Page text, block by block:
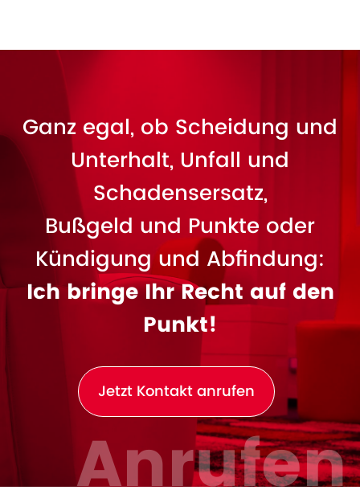
Ganz egal, ob Scheidung und
Unterhalt, Unfall und
Schadensersatz,
Bußgeld und Punkte oder
Kündigung und Abfindung:
Ich bringe Ihr Recht auf den
Punkt!
Jetzt Kontakt anrufen
Anrufen